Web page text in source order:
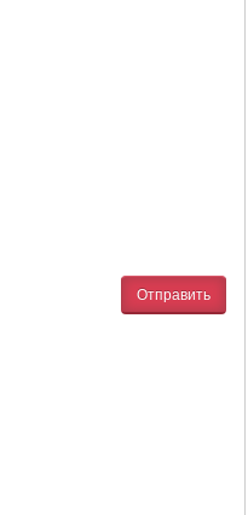
Отправить